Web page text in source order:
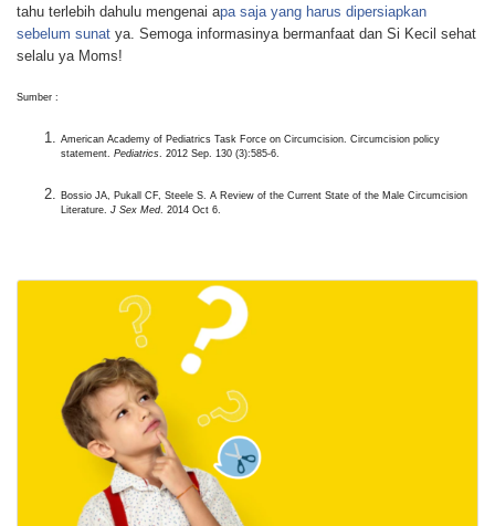
tahu terlebih dahulu mengenai apa saja yang harus dipersiapkan
sebelum sunat ya. Semoga informasinya bermanfaat dan Si Kecil sehat
selalu ya Moms!
Sumber :
American Academy of Pediatrics Task Force on Circumcision. Circumcision policy
statement. Pediatrics . 2012 Sep. 130 (3):585-6.
Bossio JA, Pukall CF, Steele S. A Review of the Current State of the Male Circumcision
Literature. J Sex Med. 2014 Oct 6.